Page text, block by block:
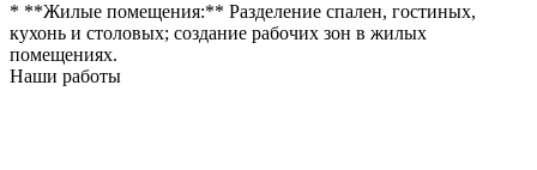
* **Жилые помещения:** Разделение спален, гостиных,
кухонь и столовых; создание рабочих зон в жилых
помещениях.
Наши работы